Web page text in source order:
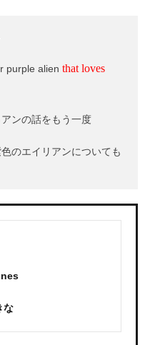
purple alien that loves
ンの話をもう一度
エイリアンについても
な